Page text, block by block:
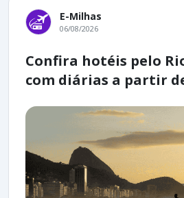
E-Milhas
06/08/2026
Confira hotéis pelo
com diárias a partir